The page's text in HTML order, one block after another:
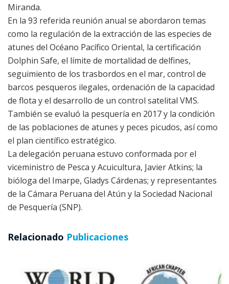
Miranda.
En la 93 referida reunión anual se abordaron temas
como la regulación de la extracción de las especies de
atunes del Océano Pacífico Oriental, la certificación
Dolphin Safe, el límite de mortalidad de delfines,
seguimiento de los trasbordos en el mar, control de
barcos pesqueros ilegales, ordenación de la capacidad
de flota y el desarrollo de un control satelital VMS.
También se evaluó la pesquería en 2017 y la condición
de las poblaciones de atunes y peces picudos, así como
el plan científico estratégico.
La delegación peruana estuvo conformada por el
viceministro de Pesca y Acuicultura, Javier Atkins; la
bióloga del Imarpe, Gladys Cárdenas; y representantes
de la Cámara Peruana del Atún y la Sociedad Nacional
de Pesquería (SNP).
Relacionado Publicaciones